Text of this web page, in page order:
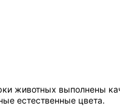
животных выполнены
естественные цвета.